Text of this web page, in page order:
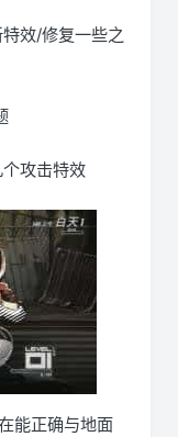
效/修复一些之
攻击特效
能正确与地面